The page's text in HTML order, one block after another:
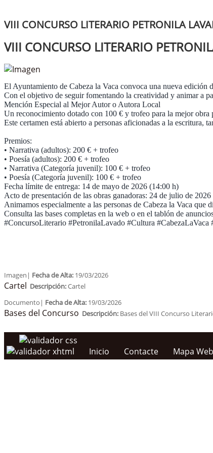
VIII CONCURSO LITERARIO PETRONILA
VIII CONCURSO LITERARIO
El Ayuntamiento de Cabeza la Vaca convoca una nueva edición
Con el objetivo de seguir fomentando la creatividad y animar a
Mención Especial al Mejor Autor o Autora Local
Un reconocimiento dotado con 100 € y trofeo para la mejor obra
Este certamen está abierto a personas aficionadas a la escritura,
Premios:
• Narrativa (adultos): 200 € + trofeo
• Poesía (adultos): 200 € + trofeo
• Narrativa (Categoría juvenil): 100 € + trofeo
• Poesía (Categoría juvenil): 100 € + trofeo
Fecha límite de entrega: 14 de mayo de 2026 (14:00 h)
Acto de presentación de las obras ganadoras: 24 de julio de 2026
Animamos especialmente a las personas de Cabeza la Vaca
Consulta las bases completas en la web o en el tablón de
#ConcursoLiterario #PetronilaLavado #Cultura #CabezaLaVaca
Imagen| Fecha de Alta: 19/03/2026
Cartel Descripción:Cartel
Documento| Fecha de Alta: 19/03/2026
Bases del Concurso Descripción: Bases del VIII Concurso
Inicio Contacte Mapa Web